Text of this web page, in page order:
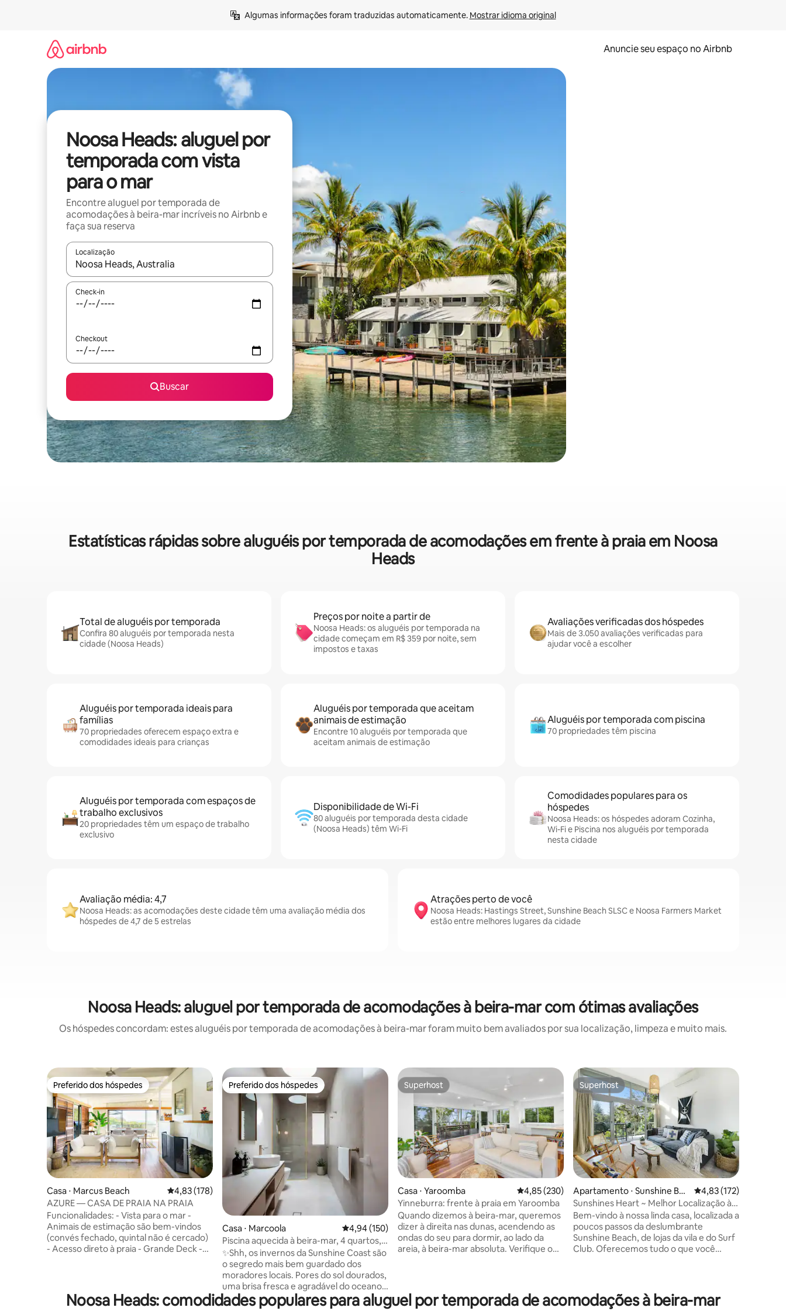
Algumas informações foram traduzidas automaticamente. Mostrar idioma original
Anuncie seu espaço no Airbnb
Noosa Heads: aluguel por
temporada com vista
para o mar
Encontre aluguel por temporada de
acomodações à beira-mar incríveis no Airbnb e
faça sua reserva
Localização
Quando os resultados estiverem disponíveis, explore-os usando as seta para cima e para baixo do teclado ou tocando e deslizando o dedo na tela.
Check-in
Checkout
Buscar
Estatísticas rápidas sobre aluguéis por temporada de acomodações em frente à praia em Noosa
Heads
Total de aluguéis por temporada
Confira 80 aluguéis por temporada nesta
cidade (Noosa Heads)
Preços por noite a partir de
Noosa Heads: os aluguéis por temporada na
cidade começam em R$ 359 por noite, sem
impostos e taxas
Avaliações verificadas dos hóspedes
Mais de 3.050 avaliações verificadas para
ajudar você a escolher
Aluguéis por temporada ideais para
famílias
70 propriedades oferecem espaço extra e
comodidades ideais para crianças
Aluguéis por temporada que aceitam
animais de estimação
Encontre 10 aluguéis por temporada que
aceitam animais de estimação
Aluguéis por temporada com piscina
70 propriedades têm piscina
Aluguéis por temporada com espaços de
trabalho exclusivos
20 propriedades têm um espaço de trabalho
exclusivo
Disponibilidade de Wi-Fi
80 aluguéis por temporada desta cidade
(Noosa Heads) têm Wi-Fi
Comodidades populares para os
hóspedes
Noosa Heads: os hóspedes adoram Cozinha,
Wi-Fi e Piscina nos aluguéis por temporada
nesta cidade
Avaliação média: 4,7
Noosa Heads: as acomodações deste cidade têm uma avaliação média dos
hóspedes de 4,7 de 5 estrelas
Atrações perto de você
Noosa Heads: Hastings Street, Sunshine Beach SLSC e Noosa Farmers Market
estão entre melhores lugares da cidade
Noosa Heads: aluguel por temporada de acomodações à beira-mar com ótimas avaliações
Os hóspedes concordam: estes aluguéis por temporada de acomodações à beira-mar foram muito bem avaliados por sua localização, limpeza e muito mais.
Preferido dos hóspedes
Preferido dos hóspedes
Casa ⋅ Marcus Beach 4,83 de uma avaliação média de 5, 178 avaliações
4,83 (178)
AZURE — CASA DE PRAIA NA PRAIA
Funcionalidades: - Vista para o mar -
Animais de estimação são bem-vindos
(convés fechado, quintal não é cercado)
- Acesso direto à praia - Grande Deck -
Estéreo - Wi-Fi - Cozinha totalmente
equipada com fogão a gás e máquina de
Preferido dos hóspedes
Preferido dos hóspedes
Casa ⋅ Marcoola 4,94 de uma avaliação média de 5, 150 avaliações
4,94 (150)
Piscina aquecida à beira-mar, 4 quartos,
animais de estimação permitidos,
terraço 360°
✨Shh, os invernos da Sunshine Coast são
o segredo mais bem guardado dos
moradores locais. Pores do sol dourados,
uma brisa fresca e agradável do oceano
e uma praia que parece ser toda sua. E à
beira-mar significa realmente à beira-
Superhost
Superhost
Casa ⋅ Yaroomba 4,85 de uma avaliação média de 5, 230 avaliações
4,85 (230)
Yinneburra: frente à praia em Yaroomba
Quando dizemos à beira-mar, queremos
dizer à direita nas dunas, acendendo as
ondas do seu para dormir, ao lado da
areia, à beira-mar absoluta. Verifique o
direto para a praia. Quando é hora de
relaxar, há uma piscina e muitos lugares
Superhost
Superhost
Apartamento ⋅ Sunshine Bea
ch
4,83 de uma avaliação
4,83 (172)
Sunshines Heart ~ Melhor Localização à
Beira-mar
Bem-vindo à nossa linda casa, localizada a
poucos passos da deslumbrante
Sunshine Beach, de lojas da vila e do Surf
Club. Oferecemos tudo o que você
churrasqueira e guarda-sol. Ouça as
ondas quebrando e veja o mar por entre
Noosa Heads: comodidades populares para aluguel por temporada de acomodações à beira-mar